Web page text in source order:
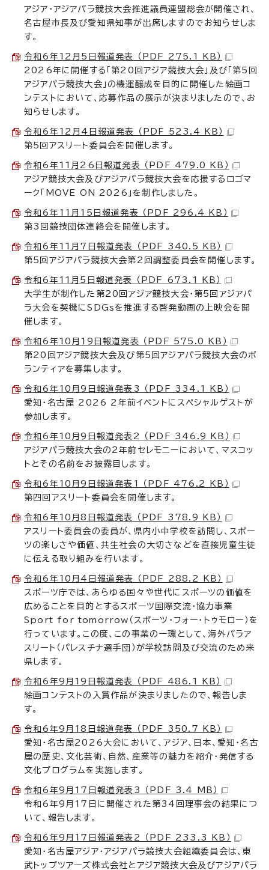
アジア・アジアパラ競技大会推進議員連盟総会が開催され、
名古屋市長及び愛知県知事が出席しますのでお知らせしま
す。
令和6年12月5日報道発表 （PDF 275.1 KB）
2026年に開催する「第20回アジア競技大会」及び「第5回
アジアパラ競技大会」の機運醸成を目的に開催した絵画コ
ンテストにおいて、応募作品の展示が決まりましたので、お
知らせします。
令和6年12月4日報道発表 （PDF 523.4 KB）
第5回アスリート委員会を開催します。
令和6年11月26日報道発表 （PDF 479.0 KB）
アジア競技大会及びアジアパラ競技大会を応援するロゴマ
ーク「MOVE ON 2026」を制作しました。
令和6年11月15日報道発表 （PDF 296.4 KB）
第3回競技団体連絡会を開催します。
令和6年11月7日報道発表 （PDF 340.5 KB）
第5回アジアパラ競技大会第2回調整委員会を開催します。
令和6年11月5日報道発表 （PDF 673.1 KB）
大学生が制作した第20回アジア競技大会・第5回アジアパ
ラ大会を契機にSDGsを推進する啓発動画の上映会を開
催します。
令和6年10月19日報道発表 （PDF 575.0 KB）
第20回アジア競技大会及び第5回アジアパラ競技大会のボ
ランティアを募集します。
令和6年10月9日報道発表3 （PDF 334.1 KB）
愛知・名古屋 2026 2年前イベントにスペシャルゲストが
参加します。
令和6年10月9日報道発表2 （PDF 346.9 KB）
アジアパラ競技大会の2年前セレモニーにおいて、マスコッ
トとその名前をお披露目します。
令和6年10月9日報道発表1 （PDF 476.2 KB）
第四回アスリート委員会を開催します。
令和6年10月8日報道発表 （PDF 378.9 KB）
アスリート委員会の委員が、県内小中学校を訪問し、スポー
ツの楽しさや価値、共生社会の大切さなどを直接児童生徒
に伝える取り組みを行います。
令和6年10月4日報道発表 （PDF 288.2 KB）
スポーツ庁では、あらゆる国々や世代にスポーツの価値を
広めることを目的とするスポーツ国際交流・協力事業
Sport for tomorrow（スポーツ・フォー・トゥモロー）を
行っています。この度、この事業の一環として、海外パラア
スリート（パレスチナ選手団）が学校訪問及び交流のため来
県します。
令和6年9月19日報道発表 （PDF 486.1 KB）
絵画コンテストの入賞作品が決まりましたので、報告しま
す。
令和6年9月18日報道発表 （PDF 350.7 KB）
愛知・名古屋2026大会において、アジア、日本、愛知・名古
屋の歴史、文化芸術、自然、産業等の魅力を紹介・発信する
文化プログラムを実施します。
令和6年9月17日報道発表3 （PDF 3.4 MB）
令和6年9月17日に開催された第34回理事会の結果につ
いて、報告します。
令和6年9月17日報道発表2 （PDF 233.3 KB）
愛知・名古屋アジア・アジアパラ競技大会組織委員会は、東
武トップツアーズ株式会社とアジア競技大会及びアジアパラ